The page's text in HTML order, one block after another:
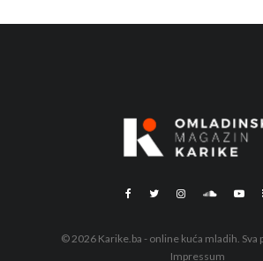
© 2026 Karike.ba - online kuća mladih. Sva
Impressum